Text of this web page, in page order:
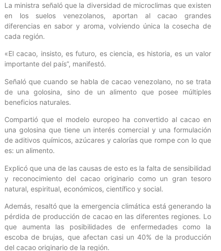
La ministra señaló que la diversidad de microclimas que existen
en los suelos venezolanos, aportan al cacao grandes
diferencias en sabor y aroma, volviendo única la cosecha de
cada región.
«El cacao, insisto, es futuro, es ciencia, es historia, es un valor
importante del país”, manifestó.
Señaló que cuando se habla de cacao venezolano, no se trata
de una golosina, sino de un alimento que posee múltiples
beneficios naturales.
Compartió que el modelo europeo ha convertido al cacao en
una golosina que tiene un interés comercial y una formulación
de aditivos químicos, azúcares y calorías que rompe con lo que
es: un alimento.
Explicó que una de las causas de esto es la falta de sensibilidad
y reconocimiento del cacao originario como un gran tesoro
natural, espiritual, económicos, científico y social.
Además, resaltó que la emergencia climática está generando la
pérdida de producción de cacao en las diferentes regiones. Lo
que aumenta las posibilidades de enfermedades como la
escoba de brujas, que afectan casi un 40% de la producción
del cacao originario de la región.